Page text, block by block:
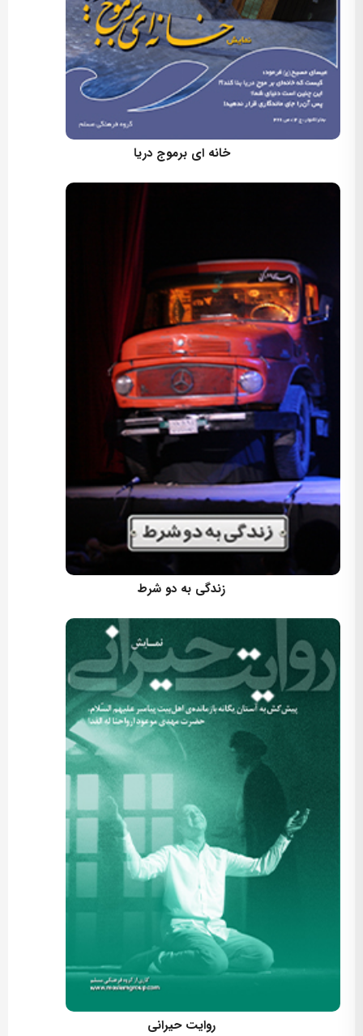
کارگردان: مسعود اسماعیلی
خانه ای برموج دریا
زندگی به دو شرط
روایت حیرانی